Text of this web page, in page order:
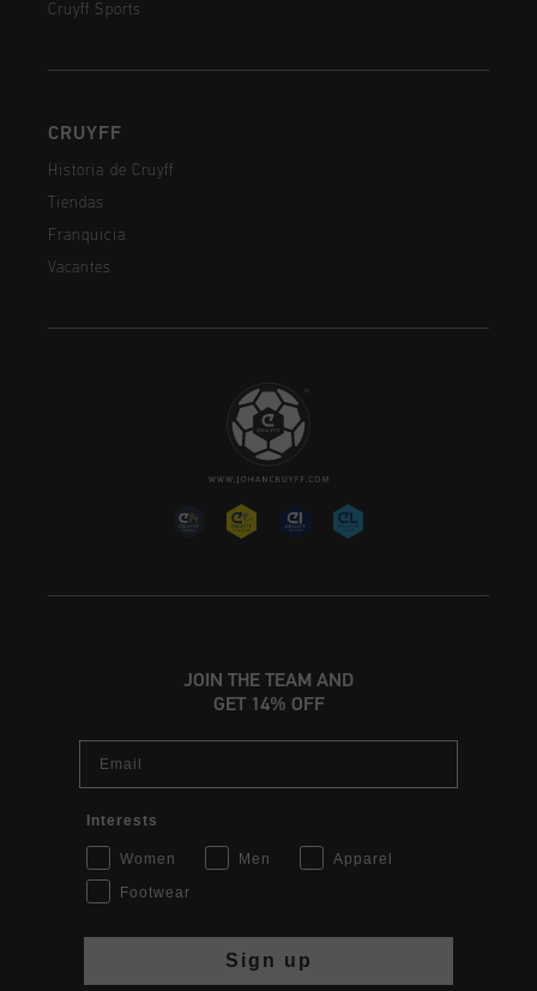
Cruyff Sports
CRUYFF
Historia de Cruyff
Tiendas
Franquicia
Vacantes
JOIN THE TEAM AND
GET 14% OFF
Interests
Women Men
Apparel
Footwear
Sign up